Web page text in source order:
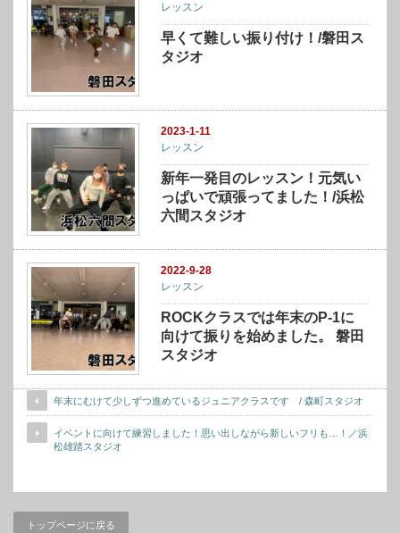
レッスン
早くて難しい振り付け！/磐田ス
タジオ
2023-1-11
レッスン
新年一発目のレッスン！元気い
っぱいで頑張ってました！/浜松
六間スタジオ
2022-9-28
レッスン
ROCKクラスでは年末のP-1に
向けて振りを始めました。 磐田
スタジオ
年末にむけて少しずつ進めているジュニアクラスです / 森町スタジオ
イベントに向けて練習しました！思い出しながら新しいフリも…！／浜
松雄踏スタジオ
トップページに戻る